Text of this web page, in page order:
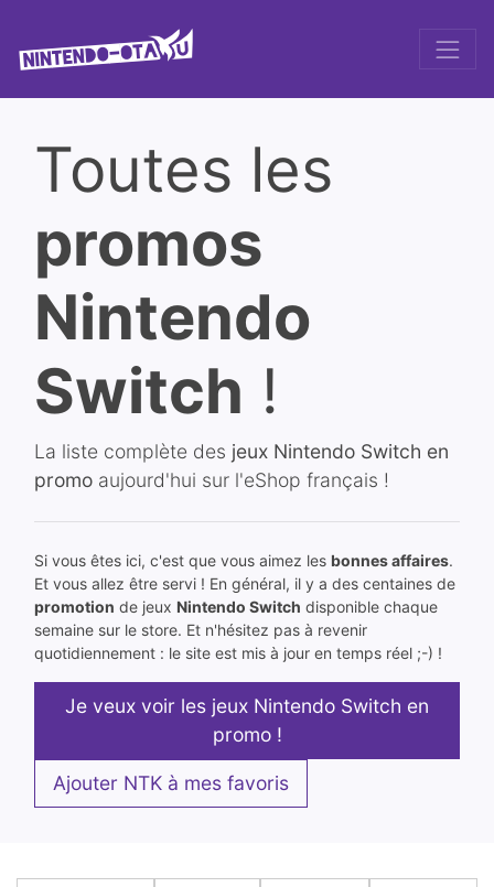
Toutes les
promos
Nintendo
Switch !
La liste complète des jeux Nintendo Switch en
promo aujourd'hui sur l'eShop français !
Si vous êtes ici, c'est que vous aimez les bonnes affaires.
Et vous allez être servi ! En général, il y a des centaines de
promotion de jeux Nintendo Switch disponible chaque
semaine sur le store. Et n'hésitez pas à revenir
quotidiennement : le site est mis à jour en temps réel ;-) !
Je veux voir les jeux Nintendo Switch en
promo !
Ajouter NTK à mes favoris